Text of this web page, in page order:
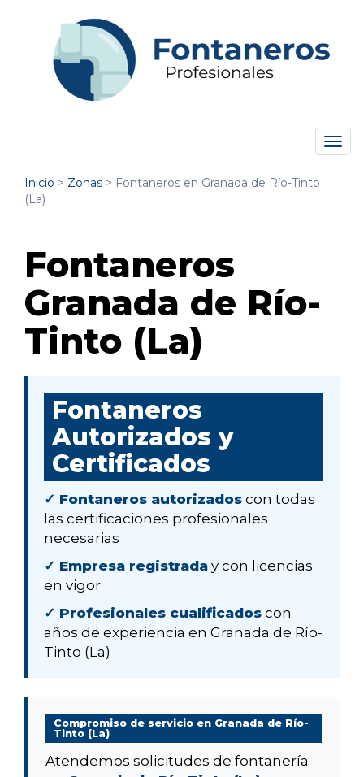
Inicio > Zonas > Fontaneros en Granada de Río-Tinto
(La)
Fontaneros
Granada de Río-
Tinto (La)
Fontaneros
Autorizados y
Certificados
✓ Fontaneros autorizados con todas
las certificaciones profesionales
necesarias
✓ Empresa registrada y con licencias
en vigor
✓ Profesionales cualificados con
años de experiencia en Granada de Río-
Tinto (La)
Compromiso de servicio en Granada de Río-
Tinto (La)
Atendemos solicitudes de fontanería